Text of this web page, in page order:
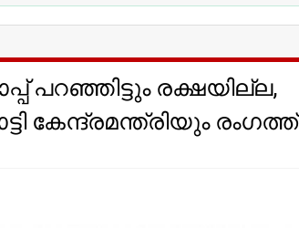
പറഞ്ഞിട്ടും രക്ഷയില്ല,
കേന്ദ്രമന്ത്രിയും രംഗത്ത്